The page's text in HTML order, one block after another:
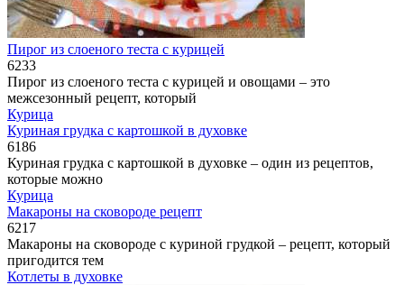
Пирог из слоеного теста с курицей
6233
Пирог из слоеного теста с курицей и овощами – это
межсезонный рецепт, который
Курица
Куриная грудка с картошкой в духовке
6186
Куриная грудка с картошкой в духовке – один из рецептов,
которые можно
Курица
Макароны на сковороде рецепт
6217
Макароны на сковороде с куриной грудкой – рецепт, который
пригодится тем
Котлеты в духовке